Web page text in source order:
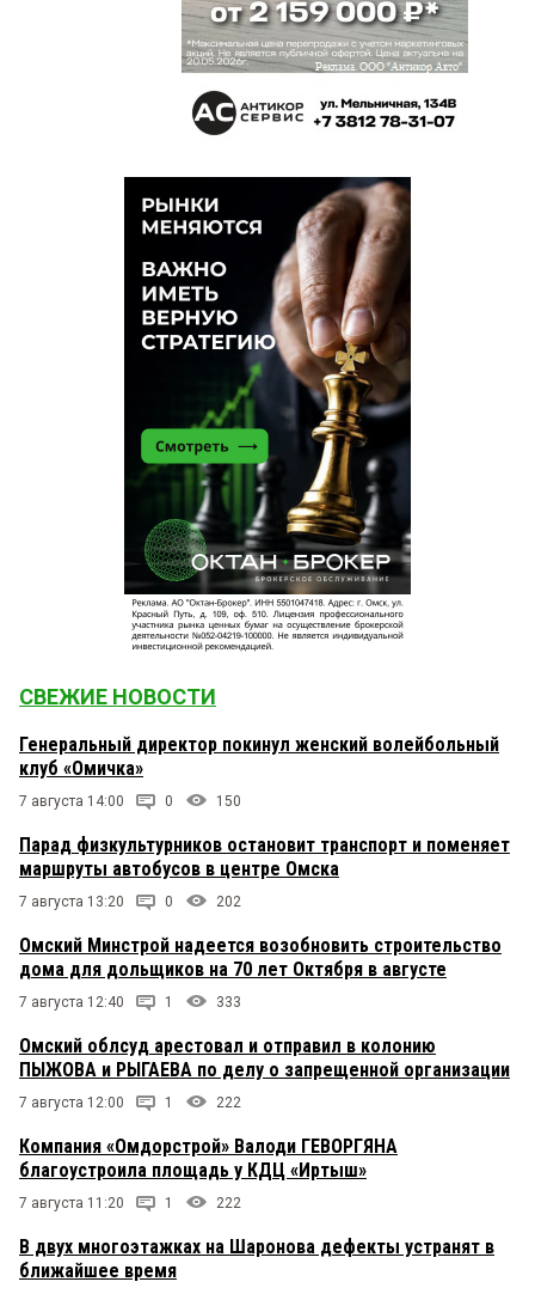
СВЕЖИЕ НОВОСТИ
Генеральный директор покинул женский волейбольный
клуб «Омичка»
7 августа 14:00 0 150
Парад физкультурников остановит транспорт и поменяет
маршруты автобусов в центре Омска
7 августа 13:20 0 202
Омский Минстрой надеется возобновить строительство
дома для дольщиков на 70 лет Октября в августе
7 августа 12:40 1 333
Омский облсуд арестовал и отправил в колонию
ПЫЖОВА и РЫГАЕВА по делу о запрещенной организации
7 августа 12:00 1 222
Компания «Омдорстрой» Валоди ГЕВОРГЯНА
благоустроила площадь у КДЦ «Иртыш»
7 августа 11:20 1 222
В двух многоэтажках на Шаронова дефекты устранят в
ближайшее время